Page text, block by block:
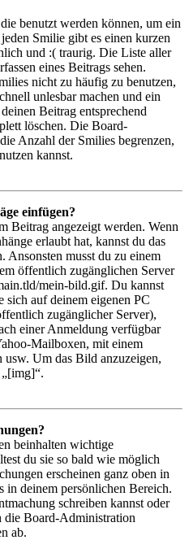
benutzt werden können, um ein
Smilie gibt es einen kurzen
und :( traurig. Die Liste aller
eines Beitrags sehen.
nicht zu häufig zu benutzen,
unlesbar machen und ein
Beitrag entsprechend
löschen. Die Board-
Anzahl der Smilies begrenzen,
kannst.
einfügen?
Beitrag angezeigt werden. Wenn
erlaubt hat, kannst du das
Ansonsten musst du zu einem
öffentlich zugänglichen Server
mein-bild.gif. Du kannst
auf deinem eigenen PC
zugänglicher Server),
einer Anmeldung verfügbar
Mailboxen, mit einem
usw. Um das Bild anzuzeigen,
beinhalten wichtige
du sie so bald wie möglich
erscheinen ganz oben in
in deinem persönlichen Bereich.
schreiben kannst oder
die Board-Administration
ab.